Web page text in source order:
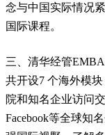
念与中国实际情况
国际课程。
三、清华经管
共开设7 个海外模
院和知名企业访问
Facebook等全球知